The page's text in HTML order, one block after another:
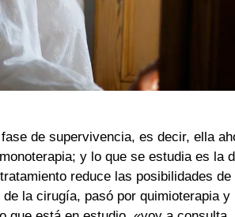
de supervivencia, es decir, ella
y lo que se estudia es la
reduce las posibilidades de
la cirugía, pasó por quimioterapia y